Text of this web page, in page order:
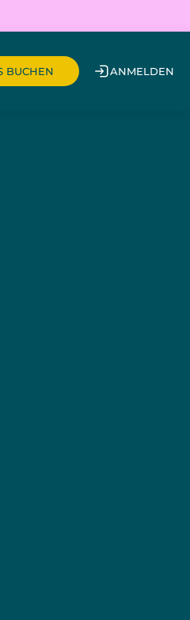
BUCHEN ANMELDEN